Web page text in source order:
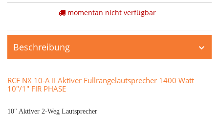
momentan nicht verfügbar
Beschreibung
RCF NX 10-A II Aktiver Fullrangelautsprecher 1400 Watt
10"/1" FIR PHASE
10" Aktiver 2-Weg Lautsprecher